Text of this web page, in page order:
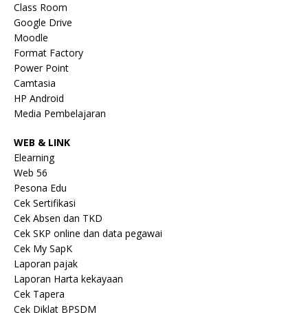
Class Room
Google Drive
Moodle
Format Factory
Power Point
Camtasia
HP Android
Media Pembelajaran
WEB & LINK
Elearning
Web 56
Pesona Edu
Cek Sertifikasi
Cek Absen dan TKD
Cek SKP online dan data pegawai
Cek My SapK
Laporan pajak
Laporan Harta kekayaan
Cek Tapera
Cek Diklat BPSDM